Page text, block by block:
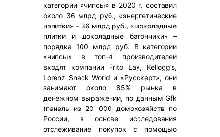
категории «чипсы» в 2020 г. составил
около 36 млрд руб., «энергетические
напитки» – 36 млрд руб., «шоколадные
плитки и шоколадные батончики» –
порядка 100 млрд руб. В категории
«чипсы» в топ-4 производителей
входят компании Frito Lay, Kellogg’s,
Lorenz Snack World и «Русскарт», они
занимают около 85% рынка в
денежном выражении, по данным Gfk
(панель из 20 000 домохозяйств по
России, в основе исследования
отслеживание покупок с помощью